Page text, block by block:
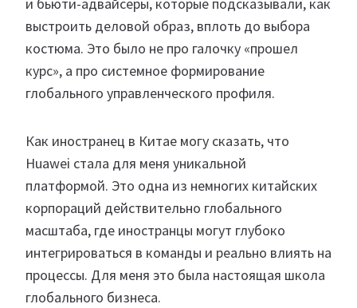
и бьюти-адвайсеры, которые подсказывали, как
выстроить деловой образ, вплоть до выбора
костюма. Это было не про галочку «прошел
курс», а про системное формирование
глобального управленческого профиля.
Как иностранец в Китае могу сказать, что
Huawei стала для меня уникальной
платформой. Это одна из немногих китайских
корпораций действительно глобального
масштаба, где иностранцы могут глубоко
интегрироваться в команды и реально влиять на
процессы. Для меня это была настоящая школа
глобального бизнеса.